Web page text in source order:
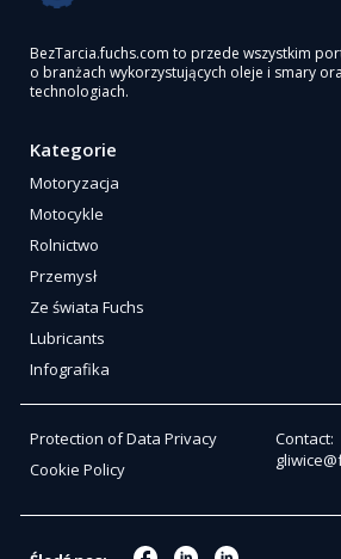
BezTarcia.fuchs.com to przede wszystkim
o branżach wykorzystujących oleje i smary
technologiach.
Kategorie
Motoryzacja
Motocykle
Rolnictwo
Przemysł
Ze świata Fuchs
Lubricants
Infografika
Protection of Data Privacy
Cookie Policy
Contact: